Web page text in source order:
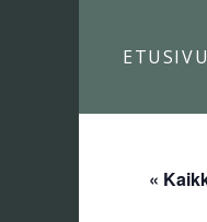
ETUSIVU
«